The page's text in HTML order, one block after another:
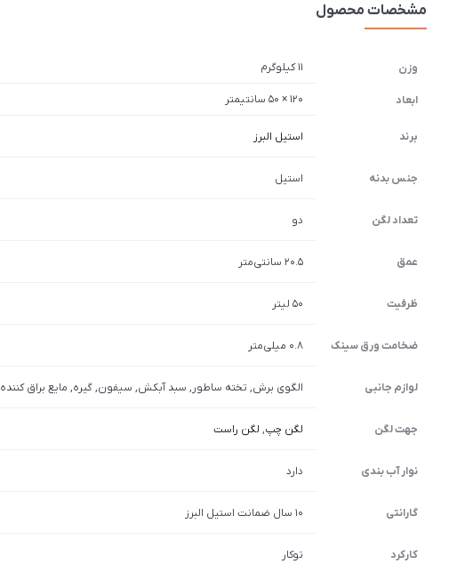
مشخصات محصول
وزن 11 کیلوگرم
ابعاد 120 × 50 سانتیمتر
برند استیل البرز
جنس بدنه استیل
تعداد لگن دو
عمق 20.5 سانتی‌متر
ظرفیت 50 لیتر
ضخامت ورق سینک 0.8 میلی‌متر
لوازم جانبی الگوی برش, تخته ساطور, سبد آبکش, سیفون, گیره, مایع براق کننده
جهت لگن لگن چپ, لگن راست
نوار آب بندی دارد
گارانتی 10 سال ضمانت استیل البرز
کارکرد توکار